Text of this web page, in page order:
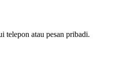
telepon atau pesan pribadi.